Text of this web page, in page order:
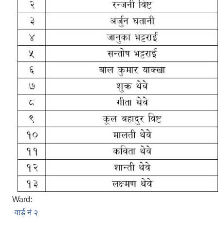
Ward:
वार्ड नं २